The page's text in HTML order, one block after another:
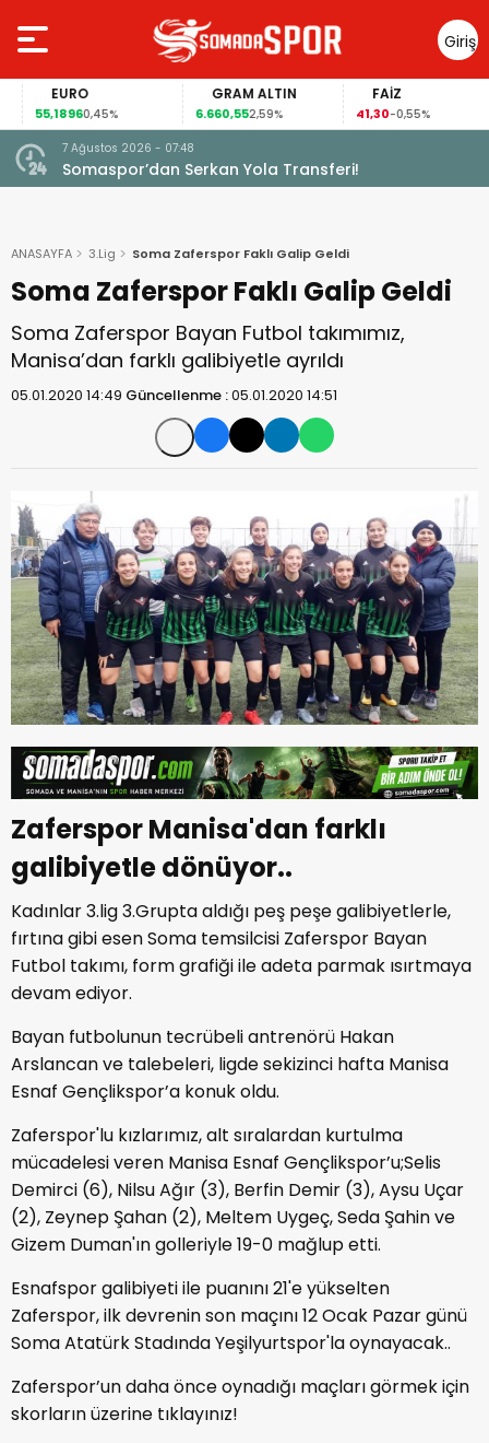
Giriş
Yap
EURO
55,18960,45%
GRAM ALTIN
6.660,552,59%
FAİZ
41,30-0,55%
7 Ağustos 2026 - 07:48
Somaspor’dan Serkan Yola Transferi!
ANASAYFA 3.Lig Soma Zaferspor Faklı Galip Geldi
Soma Zaferspor Faklı Galip Geldi
Soma Zaferspor Bayan Futbol takımımız,
Manisa’dan farklı galibiyetle ayrıldı
05.01.2020 14:49 Güncellenme :05.01.2020 14:51
Zaferspor Manisa'dan farklı
galibiyetle dönüyor..
Kadınlar 3.lig 3.Grupta aldığı peş peşe galibiyetlerle,
fırtına gibi esen Soma temsilcisi Zaferspor Bayan
Futbol takımı, form grafiği ile adeta parmak ısırtmaya
devam ediyor.
Bayan futbolunun tecrübeli antrenörü Hakan
Arslancan ve talebeleri, ligde sekizinci hafta Manisa
Esnaf Gençlikspor’a konuk oldu.
Zaferspor'lu kızlarımız, alt sıralardan kurtulma
mücadelesi veren Manisa Esnaf Gençlikspor’u;Selis
Demirci (6), Nilsu Ağır (3), Berfin Demir (3), Aysu Uçar
(2), Zeynep Şahan (2), Meltem Uygeç, Seda Şahin ve
Gizem Duman'ın golleriyle 19-0 mağlup etti.
Esnafspor galibiyeti ile puanını 21'e yükselten
Zaferspor, ilk devrenin son maçını 12 Ocak Pazar günü
Soma Atatürk Stadında Yeşilyurtspor'la oynayacak..
Zaferspor’un daha önce oynadığı maçları görmek için
skorların üzerine tıklayınız!